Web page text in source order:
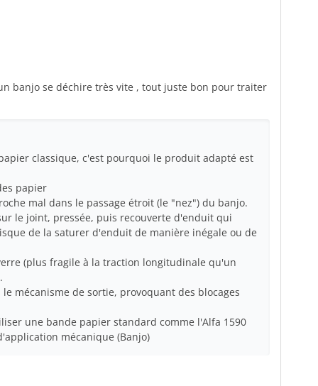
banjo se déchire très vite , tout juste bon pour traiter
classique, c'est pourquoi le produit adapté est
papier
mal dans le passage étroit (le "nez") du banjo.
le joint, pressée, puis recouverte d'enduit qui
de la saturer d'enduit de manière inégale ou de
(plus fragile à la traction longitudinale qu'un
mécanisme de sortie, provoquant des blocages
une bande papier standard comme l'Alfa 1590
mécanique (Banjo)